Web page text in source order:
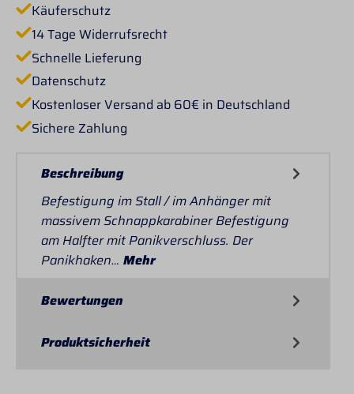
Käuferschutz
14 Tage Widerrufsrecht
Schnelle Lieferung
Datenschutz
Kostenloser Versand ab 60€ in Deutschland
Sichere Zahlung
Beschreibung
Befestigung im Stall / im Anhänger mit
massivem Schnappkarabiner Befestigung
am Halfter mit Panikverschluss. Der
Panikhaken… Mehr
Bewertungen
Produktsicherheit